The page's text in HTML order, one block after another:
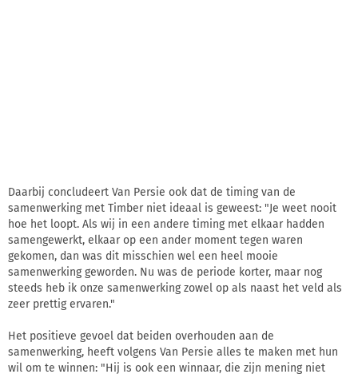
Daarbij concludeert Van Persie ook dat de timing van de
samenwerking met Timber niet ideaal is geweest: "Je weet nooit
hoe het loopt. Als wij in een andere timing met elkaar hadden
samengewerkt, elkaar op een ander moment tegen waren
gekomen, dan was dit misschien wel een heel mooie
samenwerking geworden. Nu was de periode korter, maar nog
steeds heb ik onze samenwerking zowel op als naast het veld als
zeer prettig ervaren."
Het positieve gevoel dat beiden overhouden aan de
samenwerking, heeft volgens Van Persie alles te maken met hun
wil om te winnen: "Hij is ook een winnaar, die zijn mening niet